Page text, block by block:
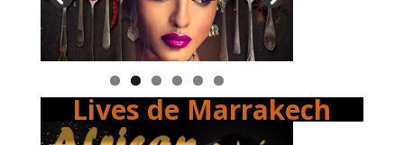
Lives de Marrakech